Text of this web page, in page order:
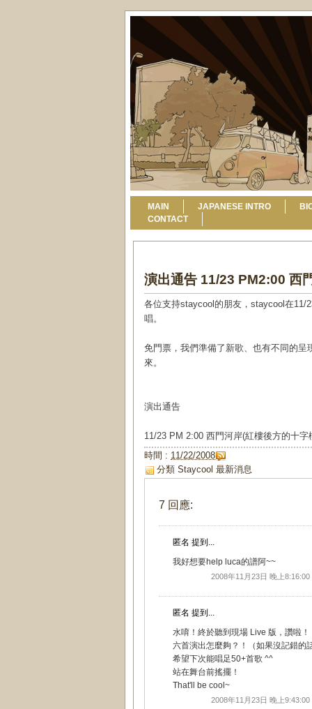
MAIN JAPANESE INTRO
CONTACT
演出通告 11/23 PM2:00 西
各位支持staycool的朋友，staycool在11/
唱。
免門票，我們準備了新歌、也有不同的
來。
演出通告
11/23 PM 2:00 西門河岸(紅樓後方的十字
時間 : 11/22/2008
分類 Staycool 最新消息
7 回應:
匿名 提到...
我好想要help luca的譜阿~~
2008年11月23日 晚上8:16:00
匿名 提到...
水唷！終於聽到現場 Live 版，讚啦！
六首演出怎麼夠？！（如果沒記錯的話
希望下次能唱足50+首歌 ^^
站在舞台前搖擺！
That'll be cool~
2008年11月23日 晚上9:43:00